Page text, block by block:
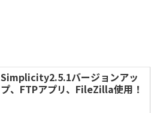
Simplicity2.5.1バージョンアッ
プ、FTPアプリ、FileZilla使用！